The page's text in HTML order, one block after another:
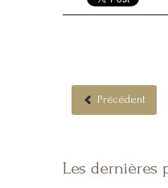
Précédent
Les dernières